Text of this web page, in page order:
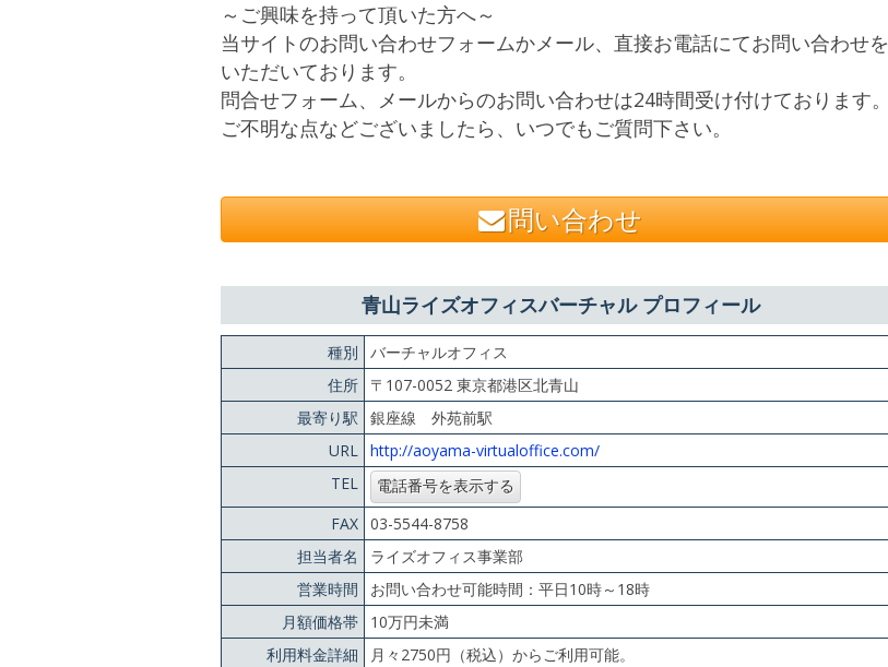
～ご興味を持って頂いた方へ～
当サイトのお問い合わせフォームかメール、直接お電話にてお問い合わせを
いただいております。
問合せフォーム、メールからのお問い合わせは24時間受け付けております。
ご不明な点などございましたら、いつでもご質問下さい。
問い合わせ
青山ライズオフィスバーチャル プロフィール
種別
バーチャルオフィス
住所
〒107-0052 東京都港区北青山
最寄り駅
銀座線 外苑前駅
URL http://aoyama-virtualoffice.com/
TEL
FAX 03-5544-8758
担当者名
ライズオフィス事業部
営業時間
お問い合わせ可能時間：平日10時～18時
月額価格帯
10万円未満
利用料金詳細
月々2750円（税込）からご利用可能。